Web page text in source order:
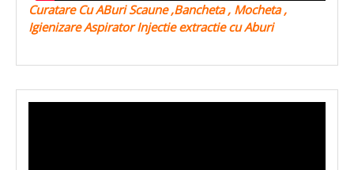
Curatare Cu ABuri Scaune ,Bancheta , Mocheta ,
Igienizare Aspirator Injectie extractie cu Aburi